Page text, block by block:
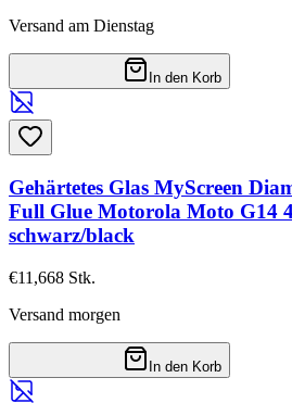
Versand am Dienstag
In den Korb
Gehärtetes Glas MyScreen
Full Glue Motorola Moto G14
schwarz/black
€11,668 Stk.
Versand morgen
In den Korb